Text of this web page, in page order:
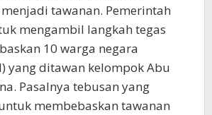
tawanan. Pemerintah
mengambil langkah tegas
10 warga negara
yang ditawan kelompok Abu
Pasalnya tebusan yang
membebaskan tawanan